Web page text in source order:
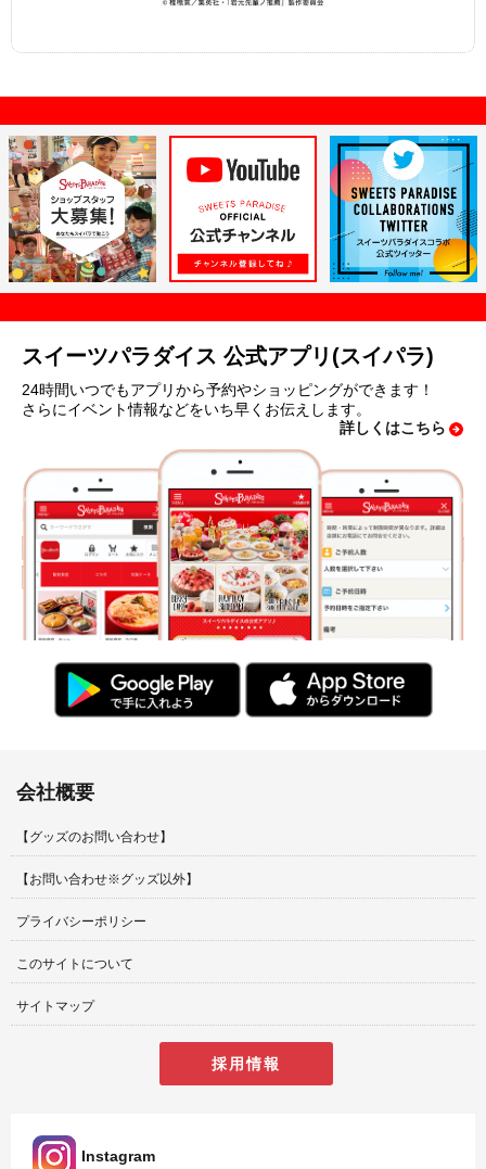
スイーツパラダイス 公式アプリ(スイパラ)
24時間いつでもアプリから予約やショッピングができます！
さらにイベント情報などをいち早くお伝えします。
詳しくはこちら
会社概要
【グッズのお問い合わせ】
【お問い合わせ※グッズ以外】
プライバシーポリシー
このサイトについて
サイトマップ
採用情報
Instagram